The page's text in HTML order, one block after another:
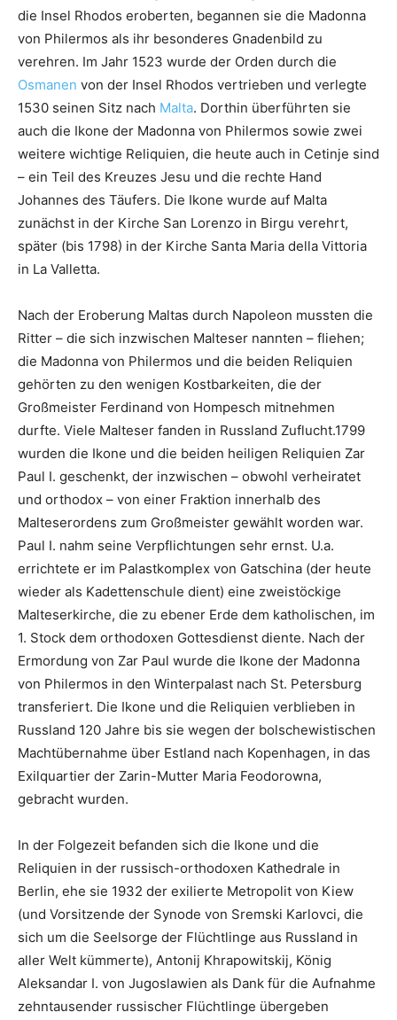
die Insel Rhodos eroberten, begannen sie die Madonna
von Philermos als ihr besonderes Gnadenbild zu
verehren. Im Jahr 1523 wurde der Orden durch die
Osmanen von der Insel Rhodos vertrieben und verlegte
1530 seinen Sitz nach Malta. Dorthin überführten sie
auch die Ikone der Madonna von Philermos sowie zwei
weitere wichtige Reliquien, die heute auch in Cetinje sind
– ein Teil des Kreuzes Jesu und die rechte Hand
Johannes des Täufers. Die Ikone wurde auf Malta
zunächst in der Kirche San Lorenzo in Birgu verehrt,
später (bis 1798) in der Kirche Santa Maria della Vittoria
in La Valletta.
Nach der Eroberung Maltas durch Napoleon mussten die
Ritter – die sich inzwischen Malteser nannten – fliehen;
die Madonna von Philermos und die beiden Reliquien
gehörten zu den wenigen Kostbarkeiten, die der
Großmeister Ferdinand von Hompesch mitnehmen
durfte. Viele Malteser fanden in Russland Zuflucht.1799
wurden die Ikone und die beiden heiligen Reliquien Zar
Paul I. geschenkt, der inzwischen – obwohl verheiratet
und orthodox – von einer Fraktion innerhalb des
Malteserordens zum Großmeister gewählt worden war.
Paul I. nahm seine Verpflichtungen sehr ernst. U.a.
errichtete er im Palastkomplex von Gatschina (der heute
wieder als Kadettenschule dient) eine zweistöckige
Malteserkirche, die zu ebener Erde dem katholischen, im
1. Stock dem orthodoxen Gottesdienst diente. Nach der
Ermordung von Zar Paul wurde die Ikone der Madonna
von Philermos in den Winterpalast nach St. Petersburg
transferiert. Die Ikone und die Reliquien verblieben in
Russland 120 Jahre bis sie wegen der bolschewistischen
Machtübernahme über Estland nach Kopenhagen, in das
Exilquartier der Zarin-Mutter Maria Feodorowna,
gebracht wurden.
In der Folgezeit befanden sich die Ikone und die
Reliquien in der russisch-orthodoxen Kathedrale in
Berlin, ehe sie 1932 der exilierte Metropolit von Kiew
(und Vorsitzende der Synode von Sremski Karlovci, die
sich um die Seelsorge der Flüchtlinge aus Russland in
aller Welt kümmerte), Antonij Khrapowitskij, König
Aleksandar I. von Jugoslawien als Dank für die Aufnahme
zehntausender russischer Flüchtlinge übergeben